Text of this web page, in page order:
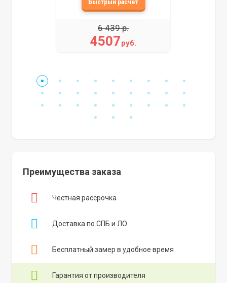
4507руб.
6 439 р.
Преимущества заказа
Честная рассрочка
Доставка по СПБ и ЛО
Бесплатный замер в удобное время
Гарантия от производителя